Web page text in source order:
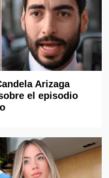
Arizaga
el episodio